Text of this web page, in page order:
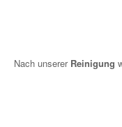
Nach unserer Reinigung